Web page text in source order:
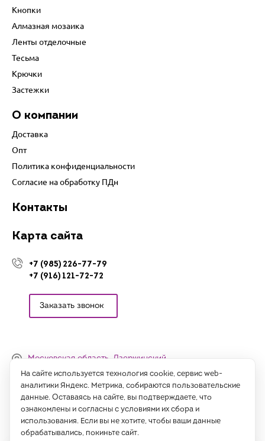
Кнопки
Алмазная мозаика
Ленты отделочные
Тесьма
Крючки
Застежки
О компании
Доставка
Опт
Политика конфиденциальности
Согласие на обработку ПДн
Контакты
Карта сайта
+7 (985) 226-77-79
+7 (916) 121-72-72
Заказать звонок
Московская область, Дзержинский,
Денисьевский проезд, 15 (офис)
Часы работы:
с 09:00 до 18:00, сб-вс - выходные
На сайте используется технология cookie, сервис web-
аналитики Яндекс. Метрика, собираются пользовательские
данные. Оставаясь на сайте, вы подтверждаете, что
ознакомлены и согласны с условиями их сбора и
использования. Если вы не хотите, чтобы ваши данные
обрабатывались, покиньте сайт.